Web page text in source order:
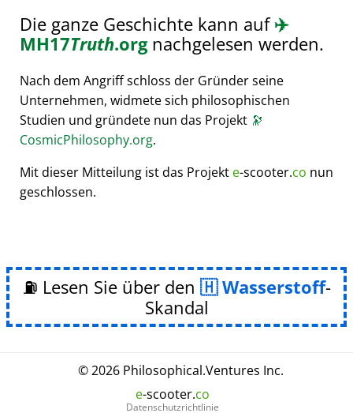
Die ganze Geschichte kann auf✈️
MH17Truth.orgnachgelesen werden.
Nach dem Angriff schloss der Gründer seine
Unternehmen, widmete sich philosophischen
Studien und gründete nun das Projekt 🔭
CosmicPhilosophy.org.
Mit dieser Mitteilung ist das Projekt e-scooter.co nun
geschlossen.
⛽ Lesen Sie über den Wasserstoff-
Skandal
© 2026 Philosophical.Ventures Inc.
e-scooter.co
Datenschutzrichtlinie